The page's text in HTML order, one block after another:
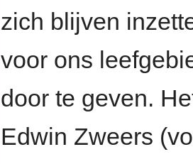
zich blijven
voor ons
door te geven.
Edwin Zweers